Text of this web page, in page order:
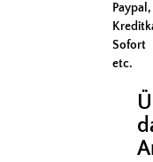
Paypal,
Sofort
etc.